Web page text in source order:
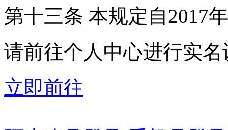
第十三条 本规定自2017
请前往个人中心进行实名
立即前往